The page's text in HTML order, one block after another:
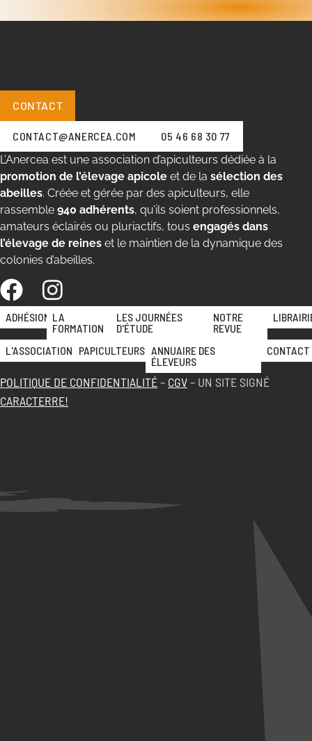
CONTACT
CONTACT@ANERCEA.COM
05 46 68 30 77
L’Anercea est une association d’apiculteurs dédiée à la
promotion de l’élevage apicole et de la sélection des
abeilles. Créée et gérée par des apiculteurs, elle
rassemble 940 adhérents, qu’ils soient professionnels,
amateurs éclairés ou pluriactifs, tous engagés dans
l’élevage de reines et le maintien de la dynamique des
colonies d’abeilles.
ADHÉSION LA
FORMATION
LES JOURNÉES
D'ÉTUDE
NOTRE
REVUE
L'ASSOCIATION PAPICULTEURS ANNUAIRE DES
ÉLEVEURS
CONTACT
POLITIQUE DE CONFIDENTIALITÉ– CGV– UN SITE SIGNÉ
CARACTERRE!